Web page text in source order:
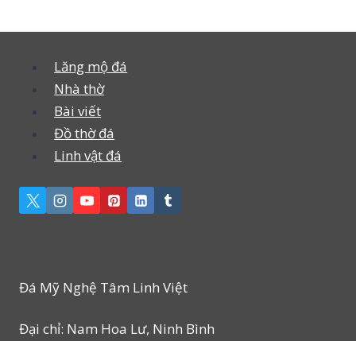
Lăng mộ đá
Nhà thờ
Bài viết
Đồ thờ đá
Linh vật đá
Đá Mỹ Nghệ Tâm Linh Việt
Đại chỉ: Nam Hoa Lư, Ninh Bình